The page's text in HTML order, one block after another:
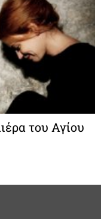
του Αγίου